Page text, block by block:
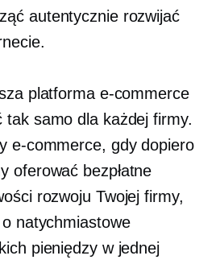
autentycznie rozwijać
platforma e-commerce
tak samo dla każdej firmy.
e-commerce, gdy dopiero
oferować bezpłatne
rozwoju Twojej firmy,
natychmiastowe
pieniędzy w jednej